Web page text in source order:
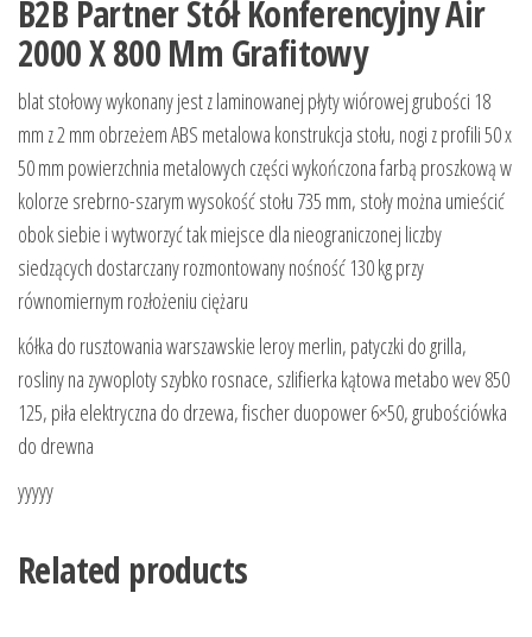
B2B Partner Stół Konferencyjny Air
2000 X 800 Mm Grafitowy
blat stołowy wykonany jest z laminowanej płyty wiórowej grubości 18
mm z 2 mm obrzeżem ABS metalowa konstrukcja stołu, nogi z profili 50 x
50 mm powierzchnia metalowych części wykończona farbą proszkową w
kolorze srebrno-szarym wysokość stołu 735 mm, stoły można umieścić
obok siebie i wytworzyć tak miejsce dla nieograniczonej liczby
siedzących dostarczany rozmontowany nośność 130 kg przy
równomiernym rozłożeniu ciężaru
kółka do rusztowania warszawskie leroy merlin, patyczki do grilla,
rosliny na zywoploty szybko rosnace, szlifierka kątowa metabo wev 850
125, piła elektryczna do drzewa, fischer duopower 6×50, grubościówka
do drewna
yyyyy
Related products